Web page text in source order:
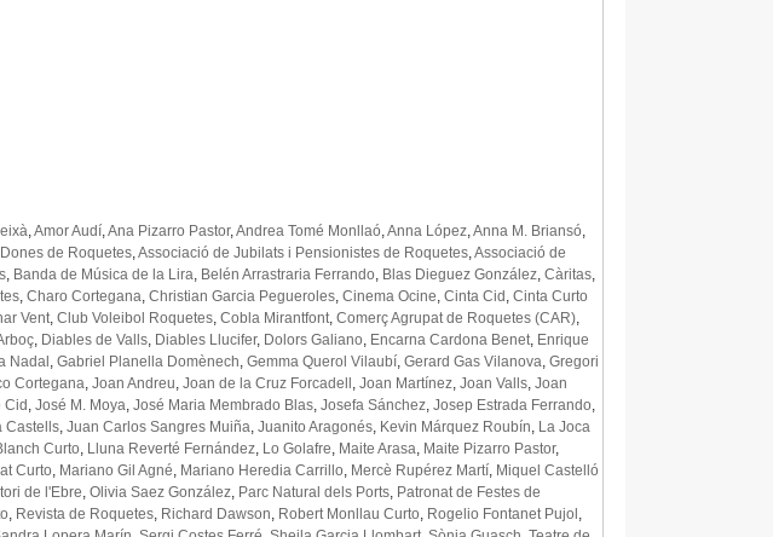
,Amor Audí,Ana Pizarro Pastor,Andrea Tomé Monllaó,Anna López,Anna M. Briansó,
de Roquetes,Associació de Jubilats i Pensionistes de Roquetes,Associació de
, Banda de Música de la Lira, Belén Arrastraria Ferrando, Blas Dieguez González, Càritas,
, Charo Cortegana, Christian Garcia Pegueroles, Cinema Ocine, Cinta Cid , Cinta Curto
Vent, Club Voleibol Roquetes, Cobla Mirantfont, Comerç Agrupat de Roquetes (CAR),
, Diables de Valls, Diables Llucifer, Dolors Galiano, Encarna Cardona Benet, Enrique
Nadal , Gabriel Planella Domènech, Gemma Querol Vilaubí, Gerard Gas Vilanova, Gregori
Cortegana, Joan Andreu, Joan de la Cruz Forcadell , Joan Martínez, Joan Valls, Joan
Cid , José M. Moya, José Maria Membrado Blas, Josefa Sánchez, Josep Estrada Ferrando,
Castells, Juan Carlos Sangres Muiña, Juanito Aragonés, Kevin Márquez Roubín, La Joca
Curto, Lluna Reverté Fernández, Lo Golafre, Maite Arasa, Maite Pizarro Pastor,
Curto, Mariano Gil Agné, Mariano Heredia Carrillo, Mercè Rupérez Martí, Miquel Castelló
de l'Ebre, Olivia Saez González, Parc Natural dels Ports, Patronat de Festes de
, Revista de Roquetes, Richard Dawson, Robert Monllau Curto, Rogelio Fontanet Pujol ,